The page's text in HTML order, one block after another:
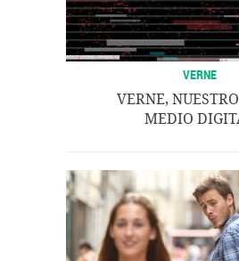
VERNE
VERNE,
MEDIO